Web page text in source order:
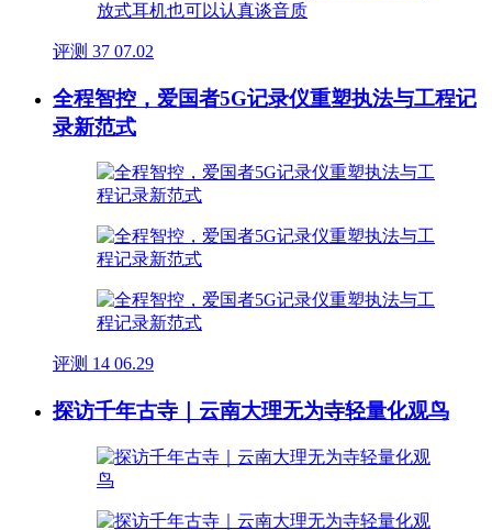
评测 37 07.02
全程智控，爱国者5G记录仪重塑执法与工程记
录新范式
评测 14 06.29
探访千年古寺｜云南大理无为寺轻量化观鸟